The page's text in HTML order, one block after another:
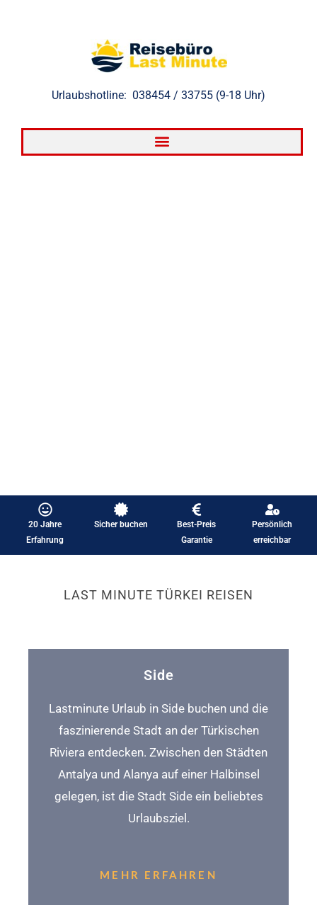
Urlaubshotline: 038454 / 33755 (9-18 Uhr)
20 Jahre
Erfahrung
Sicher buchen
Best-Preis
Garantie
Persönlich
erreichbar
LAST MINUTE TÜRKEI REISEN
Side
Lastminute Urlaub in Side buchen und die
faszinierende Stadt an der Türkischen
Riviera entdecken. Zwischen den Städten
Antalya und Alanya auf einer Halbinsel
gelegen, ist die Stadt Side ein beliebtes
Urlaubsziel.
MEHR ERFAHREN